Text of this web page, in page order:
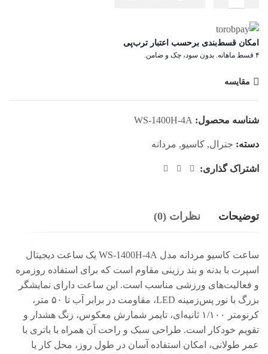
امکان قسط‌بندی برحسب اعتبار ترب‌پی
۴ قسط ماهانه. بدون سود، چک و ضامن.
مقایسه
شناسه محصول: WS-1400H-4A
دسته: جنرال, کاسیو, مردانه
اشتراک گذاری:
توضیحات نظرات (0)
ساعت کاسیو مردانه مدل WS-1400H-4A یک ساعت دیجیتال
اسپرت با بدنه و بند رزینی مقاوم است که برای استفاده روزمره
و فعالیت‌های ورزشی مناسب است. این ساعت دارای نمایشگر
بزرگ با نور پس‌زمینه LED، مقاومت در برابر آب تا ۵۰ متر،
کرنومتر ۱/۱۰۰ ثانیه‌ای، تایمر شمارش معکوس، زنگ هشدار و
تقویم خودکار است. طراحی سبک و راحت آن همراه با باتری با
عمر طولانی، امکان استفاده آسان در طول روز، محل کار یا